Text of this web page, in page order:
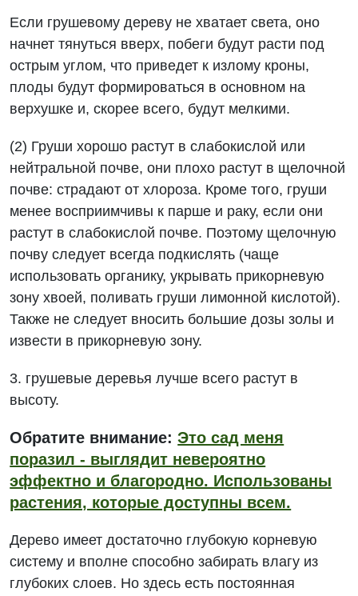
Если грушевому дереву не хватает света, оно
начнет тянуться вверх, побеги будут расти под
острым углом, что приведет к излому кроны,
плоды будут формироваться в основном на
верхушке и, скорее всего, будут мелкими.
(2) Груши хорошо растут в слабокислой или
нейтральной почве, они плохо растут в щелочной
почве: страдают от хлороза. Кроме того, груши
менее восприимчивы к парше и раку, если они
растут в слабокислой почве. Поэтому щелочную
почву следует всегда подкислять (чаще
использовать органику, укрывать прикорневую
зону хвоей, поливать груши лимонной кислотой).
Также не следует вносить большие дозы золы и
извести в прикорневую зону.
3. грушевые деревья лучше всего растут в
высоту.
Обратите внимание:Это сад меня
поразил - выглядит невероятно
эффектно и благородно. Использованы
растения, которые доступны всем.
Дерево имеет достаточно глубокую корневую
систему и вполне способно забирать влагу из
глубоких слоев. Но здесь есть постоянная